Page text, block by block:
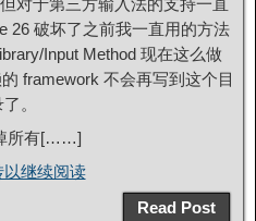
对于第三方输入法的支持一直
26 破坏了之前我一直用的方法
Input Method 现在这么做
framework 不会再写到这个目
。
所有[……]
以继续阅读
Read Post